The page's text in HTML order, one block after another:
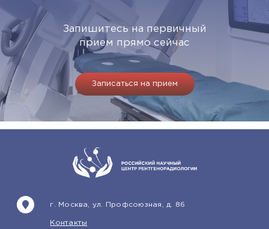
Запишитесь на первичный
прием прямо сейчас
Записаться на прием
г. Москва, ул. Профсоюзная, д. 86
Контакты